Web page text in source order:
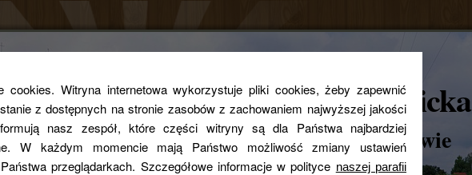
cookies. Witryna internetowa wykorzystuje pliki cookies, żeby zapewnić
z dostępnych na stronie zasobów z zachowaniem najwyższej jakości
nasz zespół, które części witryny są dla Państwa najbardziej
W każdym momencie mają Państwo możliwość zmiany ustawień
przeglądarkach. Szczegółowe informacje w polityce naszej parafii
Parafia rzymskokatolicka
pw. Św. Zygmunta w Królewie